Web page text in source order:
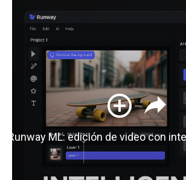
Runway ML: edición de video con